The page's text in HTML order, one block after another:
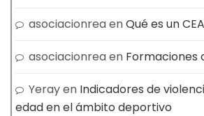
asociacionreaenQué es un
asociacionreaen Formaciones
Yerayen Indicadores de
edad en el ámbito deportivo